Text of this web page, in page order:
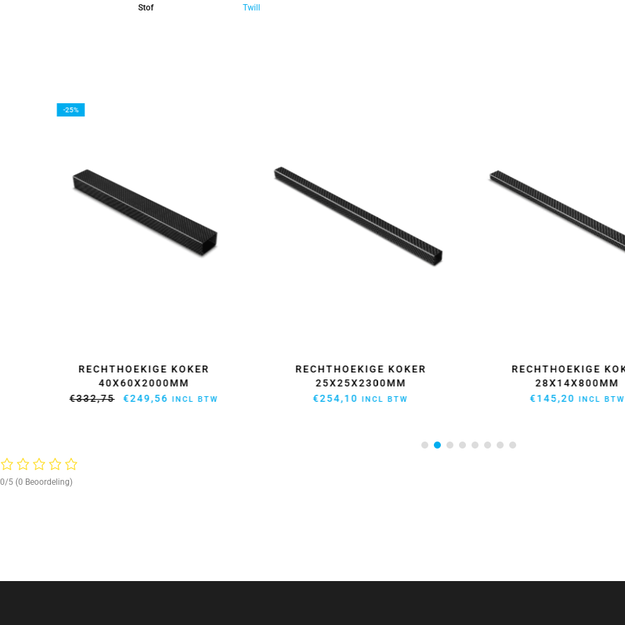
Stof Twill
-25%
RECHTHOEKIGE KOKER
40X60X2000MM
€332,75
OORSPRONKELIJKE
€249,56 HUIDIGE
INCL BTW
RECHTHOEKIGE KOKER
25X25X2300MM
€254,10 INCL BTW
RECHTHOEKIGE
28X14X800MM
€145,20 INCL BTW
0/5 (0 Beoordeling)